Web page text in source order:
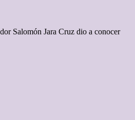
Salomón Jara Cruz dio a conocer